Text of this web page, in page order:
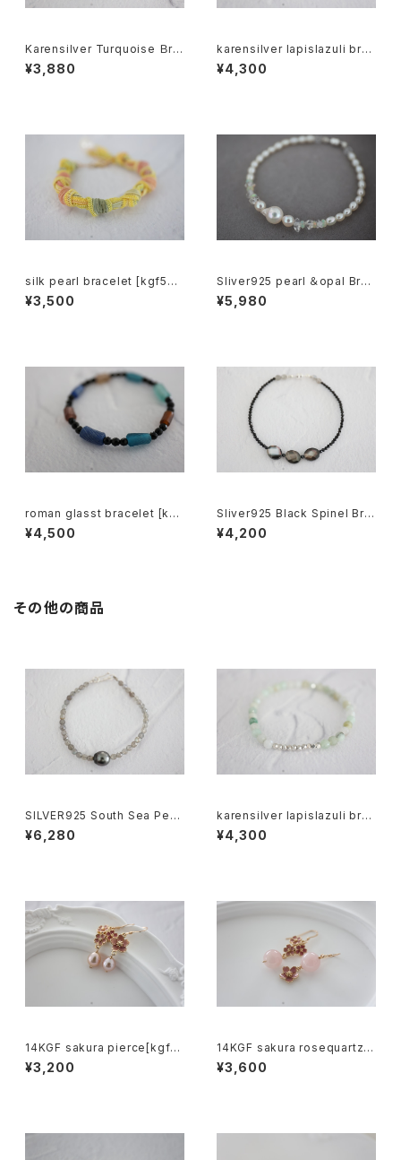
Karensilver Turquoise Ｂre
celet[kgf5579]
¥3,880
karensilver lapislazuli bre
celet[kgf5555]
¥4,300
silk pearl bracelet [kgf533
0]
¥3,500
Sliver925 pearl ＆opal Brac
elet[kgf5589]
¥5,980
roman glasst bracelet [kgf
5569]
¥4,500
Sliver925 Black Spinel Bra
celet[kgf5587]
¥4,200
その他の商品
SILVER925 South Sea Pear
＋labradoritebracelet [kgf
5323]
¥6,280
karensilver lapislazuli bre
celet[kgf5555]
¥4,300
14KGF sakura pierce[kgf0
651]
¥3,200
14KGF sakura rosequartz p
ierce[kgf0655]
¥3,600